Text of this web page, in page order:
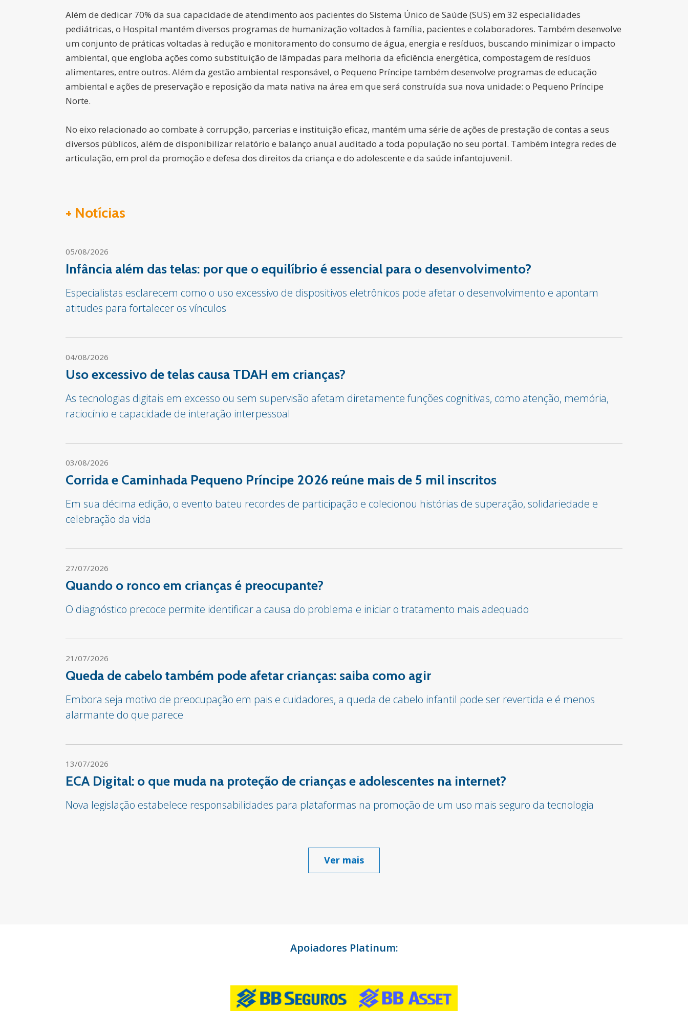
Além de dedicar 70% da sua capacidade de atendimento aos pacientes do Sistema Único de Saúde (SUS) em 32 especialidades
pediátricas, o Hospital mantém diversos programas de humanização voltados à família, pacientes e colaboradores. Também desenvolve
um conjunto de práticas voltadas à redução e monitoramento do consumo de água, energia e resíduos, buscando minimizar o impacto
ambiental, que engloba ações como substituição de lâmpadas para melhoria da eficiência energética, compostagem de resíduos
alimentares, entre outros. Além da gestão ambiental responsável, o Pequeno Príncipe também desenvolve programas de educação
ambiental e ações de preservação e reposição da mata nativa na área em que será construída sua nova unidade: o Pequeno Príncipe
Norte.
No eixo relacionado ao combate à corrupção, parcerias e instituição eficaz, mantém uma série de ações de prestação de contas a seus
diversos públicos, além de disponibilizar relatório e balanço anual auditado a toda população no seu portal. Também integra redes de
articulação, em prol da promoção e defesa dos direitos da criança e do adolescente e da saúde infantojuvenil.
+ Notícias
05/08/2026
Infância além das telas: por que o equilíbrio é essencial para o desenvolvimento?
Especialistas esclarecem como o uso excessivo de dispositivos eletrônicos pode afetar o desenvolvimento e apontam
atitudes para fortalecer os vínculos
04/08/2026
Uso excessivo de telas causa TDAH em crianças?
As tecnologias digitais em excesso ou sem supervisão afetam diretamente funções cognitivas, como atenção, memória,
raciocínio e capacidade de interação interpessoal
03/08/2026
Corrida e Caminhada Pequeno Príncipe 2026 reúne mais de 5 mil inscritos
Em sua décima edição, o evento bateu recordes de participação e colecionou histórias de superação, solidariedade e
celebração da vida
27/07/2026
Quando o ronco em crianças é preocupante?
O diagnóstico precoce permite identificar a causa do problema e iniciar o tratamento mais adequado
21/07/2026
Queda de cabelo também pode afetar crianças: saiba como agir
Embora seja motivo de preocupação em pais e cuidadores, a queda de cabelo infantil pode ser revertida e é menos
alarmante do que parece
13/07/2026
ECA Digital: o que muda na proteção de crianças e adolescentes na internet?
Nova legislação estabelece responsabilidades para plataformas na promoção de um uso mais seguro da tecnologia
Ver mais
Apoiadores Platinum: